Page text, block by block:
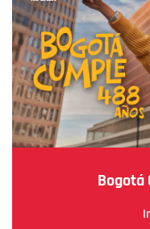
Bogotá